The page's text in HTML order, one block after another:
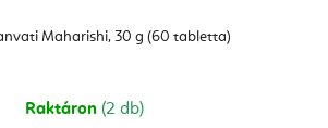
Maharishi, 30 g (60 tabletta)
Raktáron (2 db)